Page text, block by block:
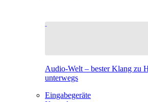
Audio-Welt – bester Klang zu
unterwegs
Eingabegeräte